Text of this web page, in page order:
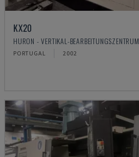
KX20
HURON - VERTIKAL-BEARBEITUNGSZENTRUM
PORTUGAL 2002